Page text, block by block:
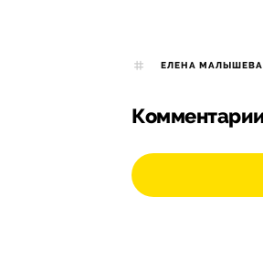
ЕЛЕНА МАЛЫШЕВА